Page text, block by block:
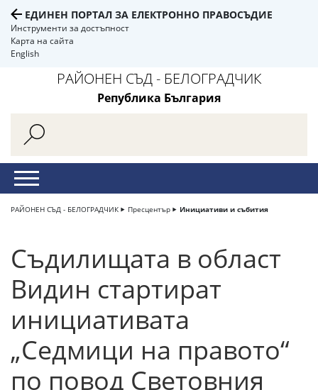
ЕДИНЕН ПОРТАЛ ЗА ЕЛЕКТРОННО ПРАВОСЪДИЕ
Инструменти за достъпност
Карта на сайта
English
РАЙОНЕН СЪД - БЕЛОГРАДЧИК
Република България
РАЙОНЕН СЪД - БЕЛОГРАДЧИК Пресцентър Инициативи и събития
Съдилищата в област
Видин стартират
инициативата
„Седмици на правото“
по повод Световния